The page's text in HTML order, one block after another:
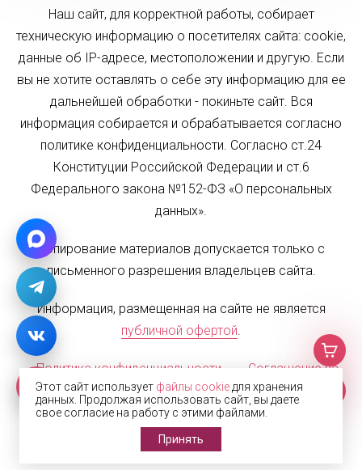
Наш сайт, для корректной работы, собирает
техническую информацию о посетителях сайта: cookie,
данные об IP-адресе, местоположении и другую. Если
вы не хотите оставлять о себе эту информацию для ее
дальнейшей обработки - покиньте сайт. Вся
информация собирается и обрабатывается согласно
политике конфиденциальности. Согласно ст.24
Конституции Российской Федерации и ст.6
Федерального закона №152-ФЗ «О персональных
данных».
Копирование материалов допускается только с
письменного разрешения владельцев сайта.
Информация, размещенная на сайте не является
публичной офертой.
Политика конфиденциальности
Соглашение на
обработку персональных данных
Карта сайта
© 2002—2026 Жалюзи.РФ
Этот сайт использует файлы cookie для хранения
данных. Продолжая использовать сайт, вы даете
свое согласие на работу с этими файлами.
Принять